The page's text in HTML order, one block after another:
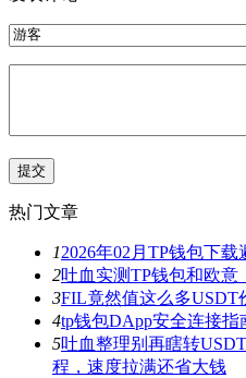
热门文章
12026年02月TP钱包下
2吐血实测TP钱包和欧
3FIL竟然值这么多USDT
4tp钱包DApp安全连接指
5吐血整理别再瞎转
程，速度拉满还省大钱